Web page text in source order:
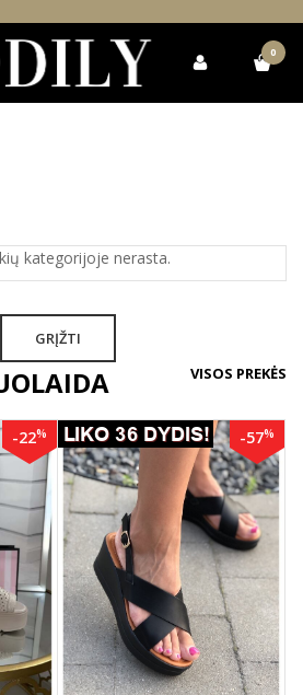
0
kategorijoje nerasta.
GRĮŽTI
VISOS PREKĖS
-22% -57%